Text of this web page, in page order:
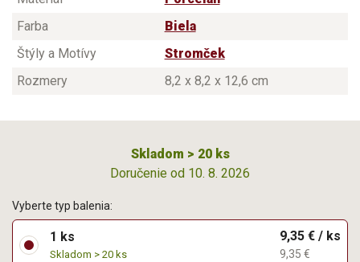
Farba
Biela
Štýly a Motívy
Stromček
Rozmery
8,2 x 8,2 x 12,6 cm
Skladom > 20 ks
Doručenie od 10. 8. 2026
Vyberte typ balenia:
1 ks
Skladom > 20 ks
9,35 € / ks
9,35 €